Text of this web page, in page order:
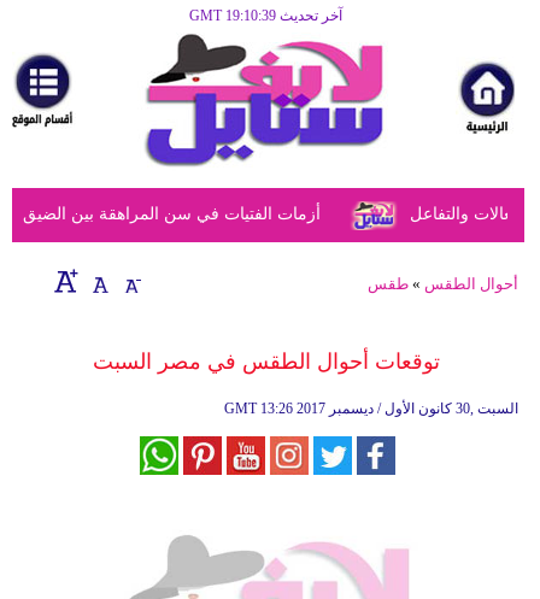
آخر تحديث GMT 19:10:39
مرأة
أزياء
أزياء
إسلامية
أزمات الفتيات في سن المراهقة بين الضيق والتفاعل
أحوال الطقس »طقس
توقعات أحوال الطقس في مصر السبت
GMT 13:26 2017 السبت ,30 كانون الأول / ديسمبر